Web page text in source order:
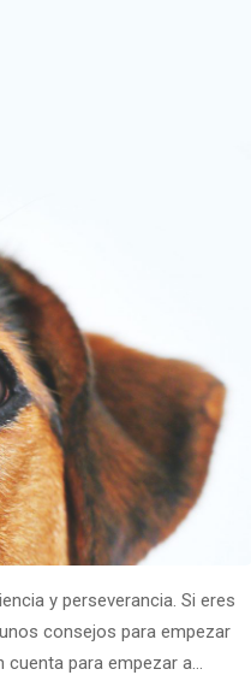
y perseverancia. Si eres
consejos para empezar
para empezar a…